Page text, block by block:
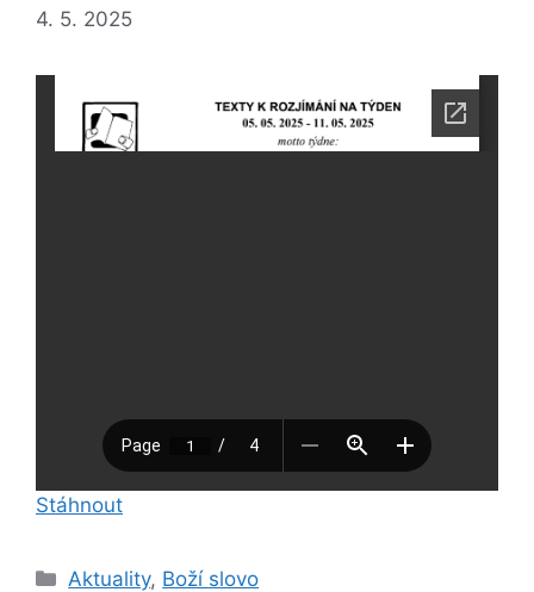
4. 5. 2025
Stáhnout
Rubriky
Aktuality, Boží slovo